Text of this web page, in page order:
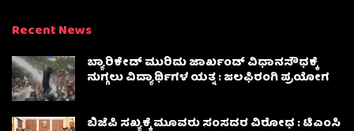
Recent News
ಬ್ಯಾರಿಕೇಡ್ ಮುರಿದು ಜಾರ್ಖಂಡ್ ವಿಧಾನಸೌಧಕ್ಕೆ
ನುಗ್ಗಲು ವಿದ್ಯಾರ್ಥಿಗಳ ಯತ್ನ : ಜಲಫಿರಂಗಿ ಪ್ರಯೋಗ
ಬಿಜೆಪಿ ಸಖ್ಯಕ್ಕೆ ಮೂವರು ಸಂಸದರ ವಿರೋಧ : ಟಿಎಂಸಿ